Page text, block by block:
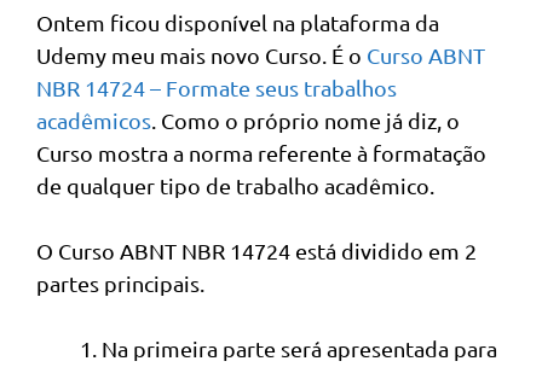
Ontem ficou disponível na plataforma da
Udemy meu mais novo Curso. É o Curso ABNT
NBR 14724 – Formate seus trabalhos
acadêmicos . Como o próprio nome já diz, o
Curso mostra a norma referente à formatação
de qualquer tipo de trabalho acadêmico.
O Curso ABNT NBR 14724 está dividido em 2
partes principais.
Na primeira parte será apresentada para